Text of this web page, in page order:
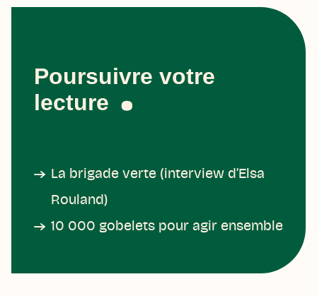
Poursuivre votre
lecture
La brigade verte (interview d’Elsa
Rouland)
10 000 gobelets pour agir ensemble